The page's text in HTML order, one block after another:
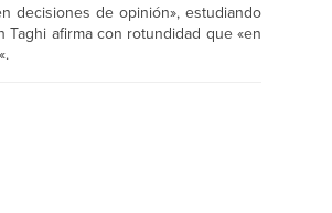
decisiones de opinión», estudiando
afirma con rotundidad que «en
«.